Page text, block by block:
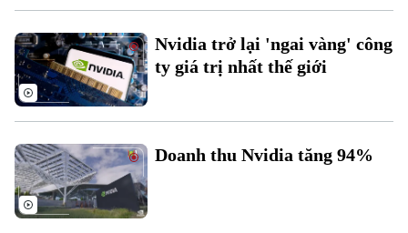
Tòa soạn
0865.116.699 (hotline) 0865.116.699
Nvidia trở lại 'ngai vàng' công
ty giá trị nhất thế giới
Doanh thu Nvidia tăng 94%